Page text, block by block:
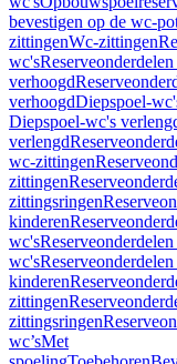
bevestigen op de wc-
zittingenWc-zittingen
wc's
verhoogd
verhoogdDiepspoel-
Diepspoel-wc's
verlengd
wc-zittingen
zittingen
zittingsringen
kinderen
wc's
wc's
kinderen
zittingen
zittingsringen
wc’sMet